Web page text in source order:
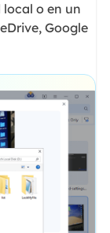
o en un
Google